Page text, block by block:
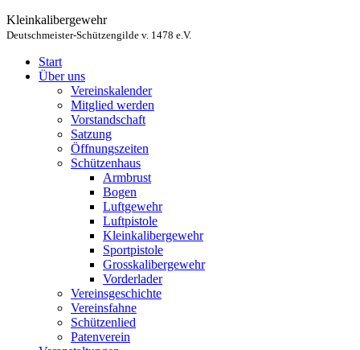
Kleinkalibergewehr
Deutschmeister-Schützengilde v. 1478 e.V.
Start
Über uns
Vereinskalender
Mitglied werden
Vorstandschaft
Satzung
Öffnungszeiten
Schützenhaus
Armbrust
Bogen
Luftgewehr
Luftpistole
Kleinkalibergewehr
Sportpistole
Grosskalibergewehr
Vorderlader
Vereinsgeschichte
Vereinsfahne
Schützenlied
Patenverein